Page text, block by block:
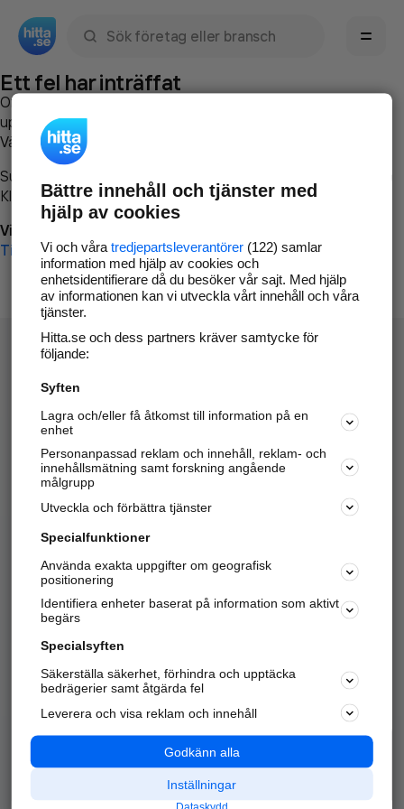
Ett fel har inträffat
Om du vill kan du
uppstod så att vi lättare och snabbare kan avhjälpa det.
Vänligen försök med följande:
Surfa till
Klicka påTillbaka-knappen i webbläsaren och försök igen
Vi beklagar besväret!
Till startsidan
Hitta.se - Gratis nummerupplysning.
Sök företag, personer och platser.
Hitta telefonnummer, adresser, företagsinfo mm.
Marknadsför företaget
Kom igång och annonsera mot
samarbetspartners nära dig.
Alla kategorier
Populära sökningar
API & Kartor
Annonsera
Integritet
Nödnummer
Bättre innehåll och tjänster med
hjälp av cookies
Vi och våra tredjepartsleverantörer(122) samlar
information med hjälp av cookies och
enhetsidentifierare då du besöker vår sajt. Med hjälp
av informationen kan vi utveckla vårt innehåll och våra
tjänster.
Hitta.se och dess partners kräver samtycke för
följande:
Syften
Lagra och/eller få åtkomst till information på en
enhet
Personanpassad reklam och innehåll, reklam- och
innehållsmätning samt forskning angående
målgrupp
Utveckla och förbättra tjänster
Specialfunktioner
Använda exakta uppgifter om geografisk
positionering
Identifiera enheter baserat på information som aktivt
begärs
Specialsyften
Säkerställa säkerhet, förhindra och upptäcka
bedrägerier samt åtgärda fel
Leverera och visa reklam och innehåll
Godkänn alla
Inställningar
Dataskydd